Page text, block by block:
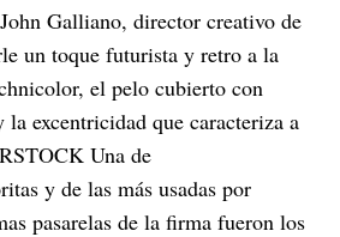
Galliano, director creativo de
un toque futurista y retro a la
el pelo cubierto con
la excentricidad que caracteriza a
Una de
y de las más usadas por
pasarelas de la firma fueron los